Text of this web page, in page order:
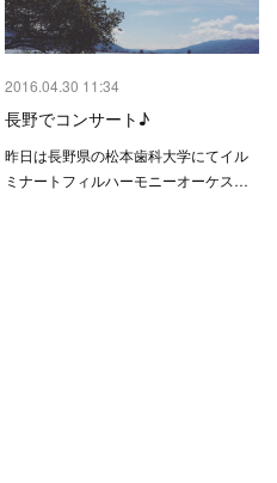
2016.04.30 11:34
長野でコンサート♪
昨日は長野県の松本歯科大学にてイル
ミナートフィルハーモニーオーケス…